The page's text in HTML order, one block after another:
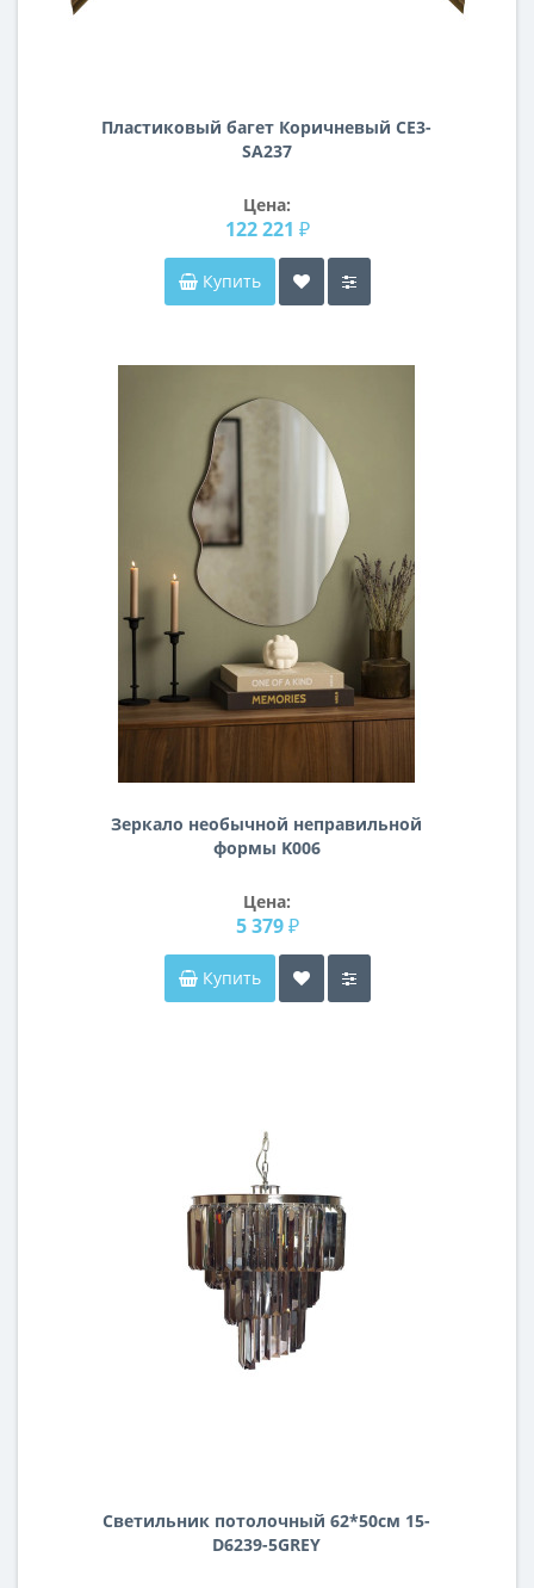
Пластиковый багет Коричневый CE3-
SA237
Цена:
122 221 ₽
Купить
Зеркало необычной неправильной
формы K006
Цена:
5 379 ₽
Купить
Светильник потолочный 62*50см 15-
D6239-5GREY